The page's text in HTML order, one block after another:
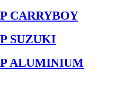
CARRYBOY
SUZUKI
ALUMINIUM